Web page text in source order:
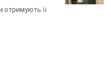
отримують її